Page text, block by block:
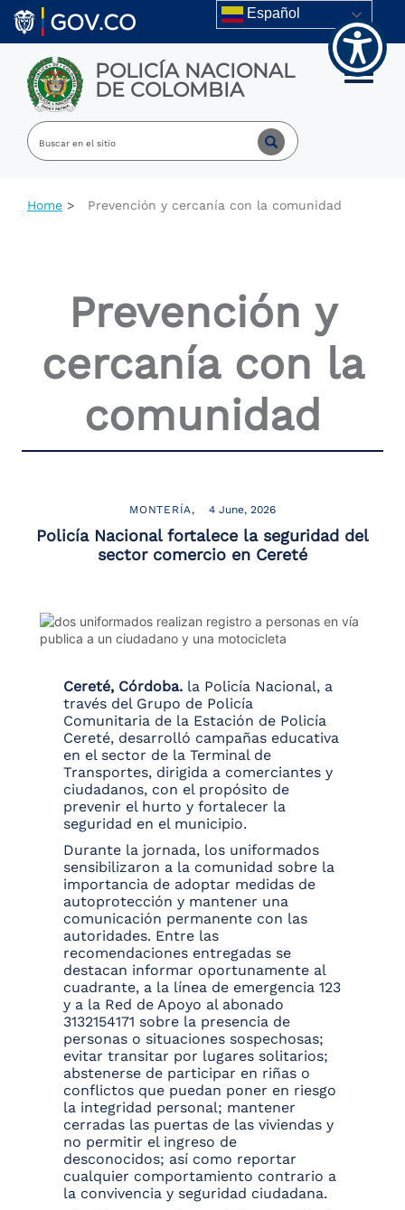
Welcome
All
Accessibility
screen
reader.
reader
Skip to main content Español
POLICÍA NACIONAL
DE COLOMBIA Toggle
Home Prevención y cercanía con la comunidad
Prevención y
cercanía con la
comunidad
MONTERÍA 4 June, 2026
Policía Nacional fortalece la seguridad del
sector comercio en Cereté
Cereté, Córdoba. la Policía Nacional, a
través del Grupo de Policía
Comunitaria de la Estación de Policía
Cereté, desarrolló campañas educativa
en el sector de la Terminal de
Transportes, dirigida a comerciantes y
ciudadanos, con el propósito de
prevenir el hurto y fortalecer la
seguridad en el municipio.
Durante la jornada, los uniformados
sensibilizaron a la comunidad sobre la
importancia de adoptar medidas de
autoprotección y mantener una
comunicación permanente con las
autoridades. Entre las
recomendaciones entregadas se
destacan informar oportunamente al
cuadrante, a la línea de emergencia 123
y a la Red de Apoyo al abonado
3132154171 sobre la presencia de
personas o situaciones sospechosas;
evitar transitar por lugares solitarios;
abstenerse de participar en riñas o
conflictos que puedan poner en riesgo
la integridad personal; mantener
cerradas las puertas de las viviendas y
no permitir el ingreso de
desconocidos; así como reportar
cualquier comportamiento contrario a
la convivencia y seguridad ciudadana.